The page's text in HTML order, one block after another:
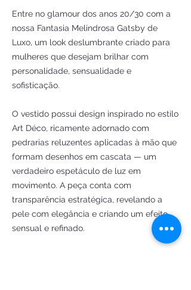
Entre no glamour dos anos 20/30 com a
nossa Fantasia Melindrosa Gatsby de
Luxo, um look deslumbrante criado para
mulheres que desejam brilhar com
personalidade, sensualidade e
sofisticação.
O vestido possui design inspirado no estilo
Art Déco, ricamente adornado com
pedrarias reluzentes aplicadas à mão que
formam desenhos em cascata — um
verdadeiro espetáculo de luz em
movimento. A peça conta com
transparência estratégica, revelando a
pele com elegância e criando um efeito
sensual e refinado.